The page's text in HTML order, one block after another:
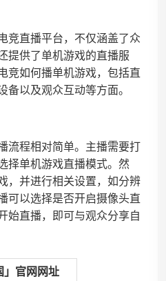
竞直播平台，不仅涵盖了众
提供了单机游戏的直播服
竞如何播单机游戏，包括直
以及观众互动等方面。
流程相对简单。主播需要打
择单机游戏直播模式。然
，并进行相关设置，如分辨
可以选择是否开启摄像头直
始直播，即可与观众分享自
」官网网址